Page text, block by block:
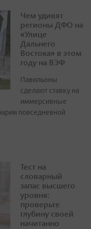
Чем удивят
регионы ДФО на
«Улице
Дальнего
Востока» в этом
году на ВЭФ
Павильоны
сделают ставку на
иммерсивные
повседневной
Тест на
словарный
запас высшего
уровня:
проверьте
глубину своей
начитанно